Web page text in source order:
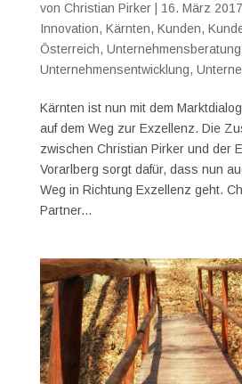
von Christian Pirker| 16. März 2017
Innovation, Kärnten, Kunden,
Österreich, Unternehmensberatung
Unternehmensentwicklung,
Kärnten ist nun mit dem
auf dem Weg zur Exzellenz. Die
zwischen Christian Pirker und der
Vorarlberg sorgt dafür, dass nun
Weg in Richtung Exzellenz geht.
Partner...